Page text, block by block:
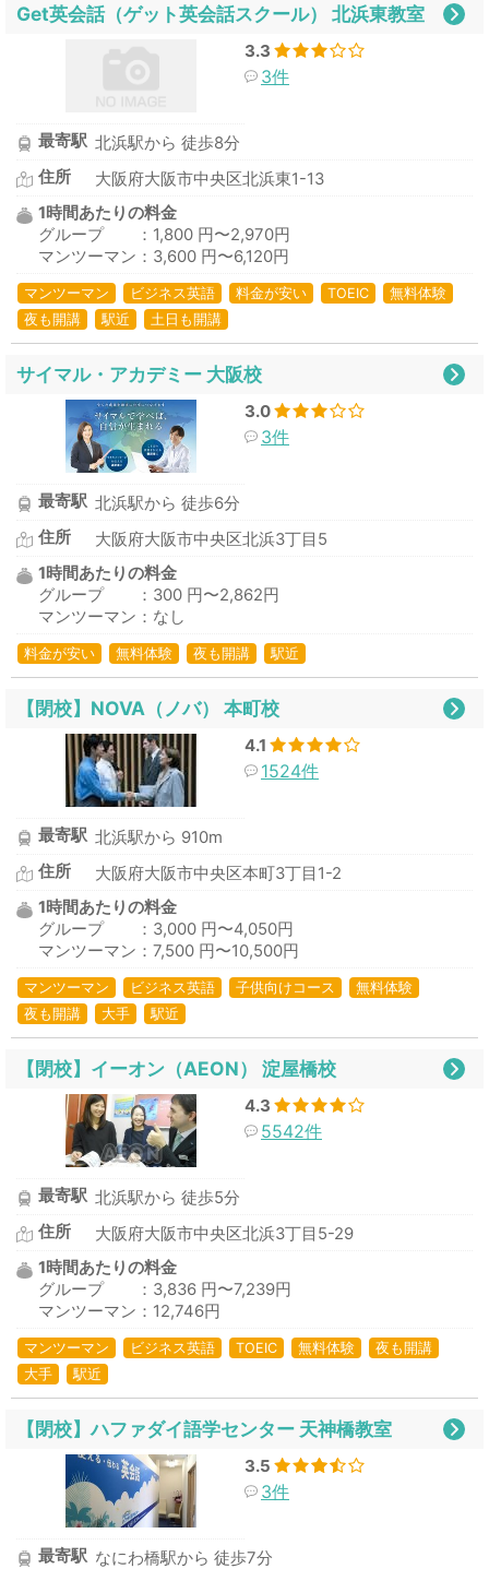
Get英会話（ゲット英会話スクール） 北浜東教室
3.3
3件
最寄駅 北浜駅から 徒歩8分
住所
大阪府大阪市中央区北浜東1-13
1時間あたりの料金
グループ ：1,800 円〜2,970円
マンツーマン：3,600 円〜6,120円
マンツーマン ビジネス英語 料金が安い TOEIC
無料体験
夜も開講
駅近 土日も開講
サイマル・アカデミー 大阪校
3.0
3件
最寄駅 北浜駅から 徒歩6分
住所
大阪府大阪市中央区北浜3丁目5
1時間あたりの料金
グループ ：300 円〜2,862円
マンツーマン：なし
料金が安い 無料体験 夜も開講 駅近
【閉校】NOVA（ノバ） 本町校
4.1
1524件
最寄駅 北浜駅から 910m
住所
大阪府大阪市中央区本町3丁目1-2
1時間あたりの料金
グループ ：3,000 円〜4,050円
マンツーマン：7,500 円〜10,500円
マンツーマン ビジネス英語 子供向けコース
無料体験
夜も開講
大手 駅近
【閉校】イーオン（AEON） 淀屋橋校
4.3
5542件
最寄駅 北浜駅から 徒歩5分
住所
大阪府大阪市中央区北浜3丁目5-29
1時間あたりの料金
グループ ：3,836 円〜7,239円
マンツーマン：12,746円
マンツーマン ビジネス英語 TOEIC 無料体験
夜も開講
大手
駅近
【閉校】ハファダイ語学センター 天神橋教室
3.5
3件
最寄駅 なにわ橋駅から 徒歩7分